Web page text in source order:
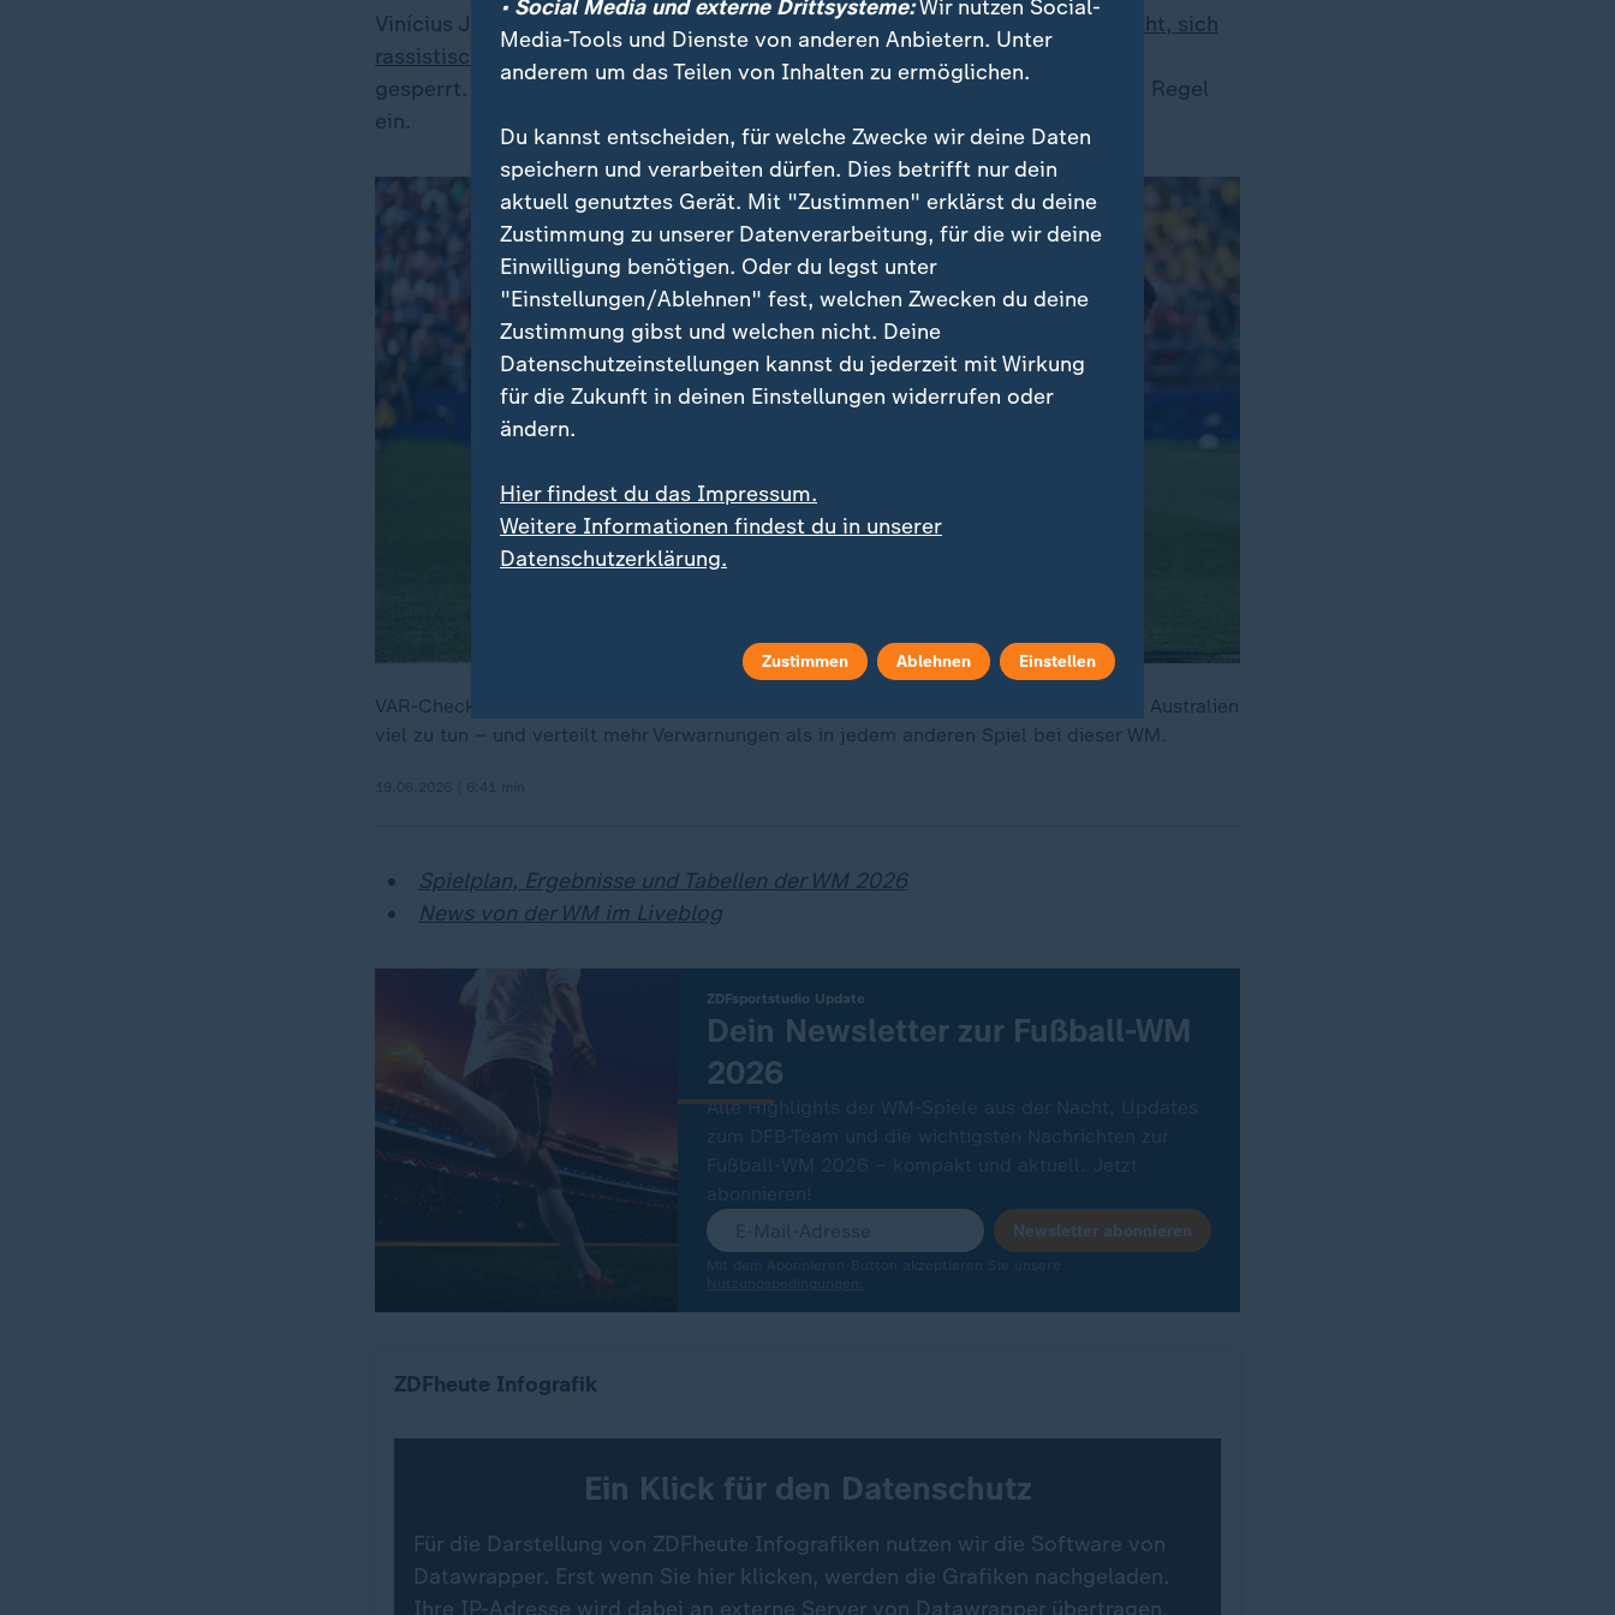
Vinícius Júnior das Trikot vor den Mund gezogen. Prestianni
stand im Verdacht, sich
rassistisch geäußert zu haben
gesperrt. FIFA-Präsident Gianni Infantino setzte sich öffentlich für eine neue Regel
ein.
VAR-Check, Rangelei, sieben Gelbe Karten: Felix Zwayer hat in der Partie USA gegen Australien
viel zu tun – und verteilt mehr Verwarnungen als in jedem anderen Spiel bei dieser WM.
Spielplan, Ergebnisse und Tabellen der WM 2026
News von der WM im Liveblog
ZDFsportstudio Update
:
Dein Newsletter zur Fußball-WM
2026
Alle Highlights der WM-Spiele aus der Nacht, Updates
zum DFB-Team und die wichtigsten Nachrichten zur
Fußball-WM 2026 – kompakt und aktuell. Jetzt
abonnieren!
Newsletter abonnieren
ZDFheute Infografik
Ein Klick für den Datenschutz
Für die Darstellung von ZDFheute Infografiken nutzen wir die Software von
Datawrapper. Erst wenn Sie hier klicken, werden die Grafiken nachgeladen.
Ihre IP-Adresse wird dabei an externe Server von Datawrapper übertragen.
• Social Media und externe Drittsysteme:Wir nutzen Social-
Media-Tools und Dienste von anderen Anbietern. Unter
anderem um das Teilen von Inhalten zu ermöglichen.
Du kannst entscheiden, für welche Zwecke wir deine Daten
speichern und verarbeiten dürfen. Dies betrifft nur dein
aktuell genutztes Gerät. Mit "Zustimmen" erklärst du deine
Zustimmung zu unserer Datenverarbeitung, für die wir deine
Einwilligung benötigen. Oder du legst unter
"Einstellungen/Ablehnen" fest, welchen Zwecken du deine
Zustimmung gibst und welchen nicht. Deine
Datenschutzeinstellungen kannst du jederzeit mit Wirkung
für die Zukunft in deinen Einstellungen widerrufen oder
ändern.
Hier findest du das Impressum.
Weitere Informationen findest du in unserer
Datenschutzerklärung.
Zustimmen Ablehnen Einstellen